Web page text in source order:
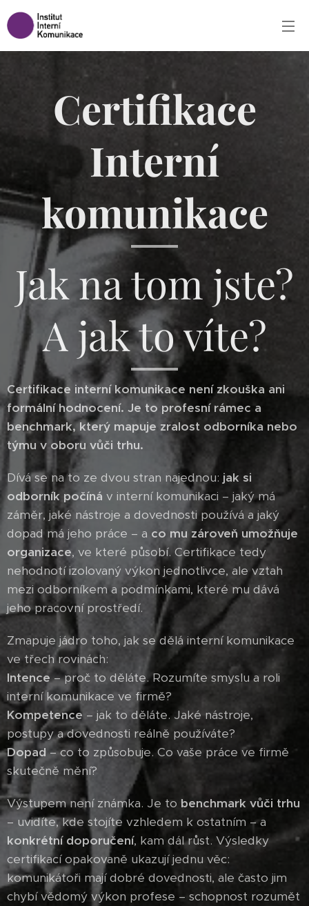
Certifikace
Interní
komunikace
Jak na tom jste?
A jak to víte?
Certifikace interní komunikace není zkouška ani
formální hodnocení. Je to profesní rámec a
benchmark, který mapuje zralost odborníka nebo
týmu v oboru vůči trhu.
Dívá se na to ze dvou stran najednou: jak si
odborník počíná v interní komunikaci – jaký má
záměr, jaké nástroje a dovednosti používá a jaký
dopad má jeho práce – a co mu zároveň umožňuje
organizace, ve které působí. Certifikace tedy
nehodnotí izolovaný výkon jednotlivce, ale vztah
mezi odborníkem a podmínkami, které mu dává
jeho pracovní prostředí.
Zmapuje jádro toho, jak se dělá interní komunikace
ve třech rovinách:
Intence– proč to děláte. Rozumíte smyslu a roli
interní komunikace ve firmě?
Kompetence – jak to děláte. Jaké nástroje,
postupy a dovednosti reálně používáte?
Dopad – co to způsobuje. Co vaše práce ve firmě
skutečně mění?
Výstupem není známka. Je to benchmark vůči trhu
– uvidíte, kde stojíte vzhledem k ostatním – a
konkrétní doporučení, kam dál růst. Výsledky
certifikací opakovaně ukazují jednu věc:
komunikátoři mají dobré dovednosti, ale často jim
chybí vědomý výkon profese – schopnost rozumět